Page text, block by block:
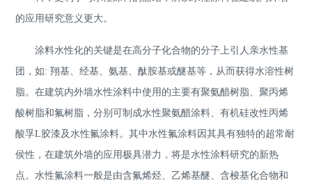
的应用研究意义更大。
涂料水性化的关键是在高分子化合物的分子上引人亲水性基
团，如: 翔基、经基、氨基、酞胺基或醚基等，从而获得水溶性树
脂。在建筑内外墙水性涂料中使用的主要有聚氨醋树脂、聚丙烯
酸树脂和氟树脂，分别可制成水性聚氨醋涂料、有机硅改性丙烯
酸孚L胶漆及水性氟涂料。其中水性氟涂料因其具有独特的超常耐
侯性，在建筑外墙的应用极具潜力，将是水性涂料研究的新热
点。水性氟涂料一般是由含氟烯烃、乙烯基醚、含梭基化合物和